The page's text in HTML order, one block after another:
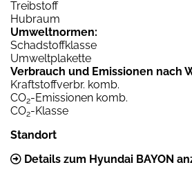
Treibstoff
Hubraum
Umweltnormen:
Schadstoffklasse
Umweltplakette
Verbrauch und Emissionen nach
Kraftstoffverbr. komb.
CO2-Emissionen komb.
CO2-Klasse
Standort
Details zum Hyundai BAYON